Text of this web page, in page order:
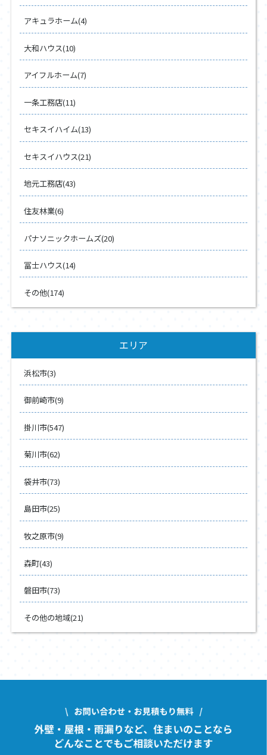
アキュラホーム(4)
大和ハウス(10)
アイフルホーム(7)
一条工務店(11)
セキスイハイム(13)
セキスイハウス(21)
地元工務店(43)
住友林業(6)
パナソニックホームズ(20)
冨士ハウス(14)
その他(174)
エリア
浜松市(3)
御前崎市(9)
掛川市(547)
菊川市(62)
袋井市(73)
島田市(25)
牧之原市(9)
森町(43)
磐田市(73)
その他の地域(21)